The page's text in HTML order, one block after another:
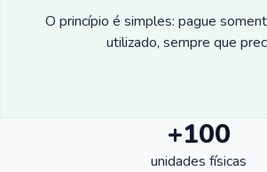
O princípio é simples: pague
utilizado, sempre que
+100
unidades físicas